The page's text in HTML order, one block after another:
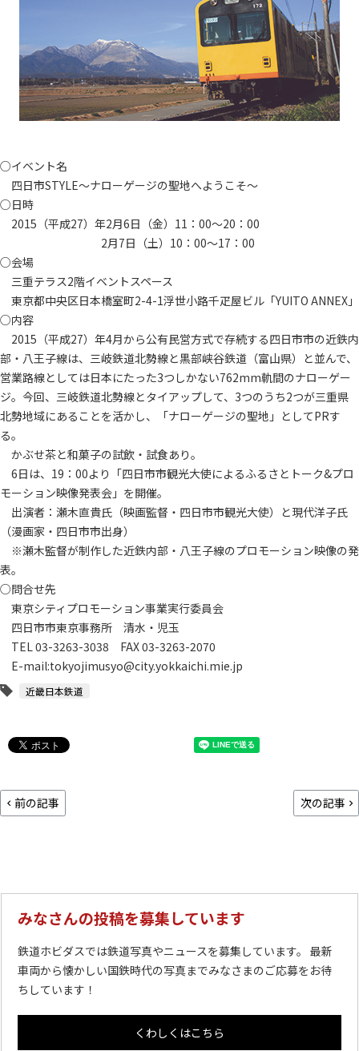
○イベント名
四日市STYLE～ナローゲージの聖地へようこそ～
○日時
2015（平成27）年2月6日（金）11：00～20：00
2月7日（土）10：00～17：00
○会場
三重テラス2階イベントスペース
東京都中央区日本橋室町2-4-1浮世小路千疋屋ビル「YUITO ANNEX」
○内容
2015（平成27）年4月から公有民営方式で存続する四日市市の近鉄内
部・八王子線は、三岐鉄道北勢線と黒部峡谷鉄道（富山県）と並んで、
営業路線としては日本にたった3つしかない762mm軌間のナローゲー
ジ。今回、三岐鉄道北勢線とタイアップして、3つのうち2つが三重県
北勢地域にあることを活かし、「ナローゲージの聖地」としてPRす
る。
かぶせ茶と和菓子の試飲・試食あり。
6日は、19：00より「四日市市観光大使によるふるさとトーク&プロ
モーション映像発表会」を開催。
出演者：瀬木直貴氏（映画監督・四日市市観光大使）と現代洋子氏
（漫画家・四日市市出身）
※瀬木監督が制作した近鉄内部・八王子線のプロモーション映像の発
表。
○問合せ先
東京シティプロモーション事業実行委員会
四日市市東京事務所 清水・児玉
TEL 03-3263-3038 FAX 03-3263-2070
E-mail:tokyojimusyo@city.yokkaichi.mie.jp
近畿日本鉄道
前の記事 次の記事
みなさんの投稿を募集しています
鉄道ホビダスでは鉄道写真やニュースを募集しています。 最新
車両から懐かしい国鉄時代の写真までみなさまのご応募をお待
ちしています！
くわしくはこちら